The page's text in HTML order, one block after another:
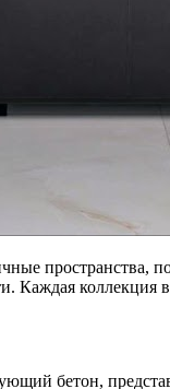
пространства,
Каждая
бетон,